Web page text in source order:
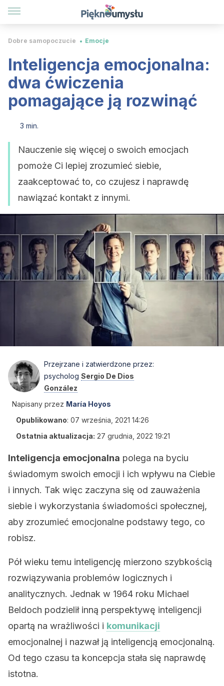
Dobre samopoczucie Emocje
Inteligencja emocjonalna:
dwa ćwiczenia
pomagające ją rozwinąć
3 min.
Nauczenie się więcej o swoich emocjach
pomoże Ci lepiej zrozumieć siebie,
zaakceptować to, co czujesz i naprawdę
nawiązać kontakt z innymi.
Przejrzane i zatwierdzone przez:
psycholog Sergio De Dios
González
Napisany przez María Hoyos
Opublikowano: 07 września, 2021 14:26
Ostatnia aktualizacja: 27 grudnia, 2022 19:21
Inteligencja emocjonalna polega na byciu
świadomym swoich emocji i ich wpływu na Ciebie
i innych. Tak więc zaczyna się od zauważenia
siebie i wykorzystania świadomości społecznej,
aby zrozumieć emocjonalne podstawy tego, co
robisz.
Pół wieku temu inteligencję mierzono szybkością
rozwiązywania problemów logicznych i
analitycznych. Jednak w 1964 roku Michael
Beldoch podzielił inną perspektywę inteligencji
opartą na wrażliwości i komunikacji
emocjonalnej i nazwał ją inteligencją emocjonalną.
Od tego czasu ta koncepcja stała się naprawdę
istotna.